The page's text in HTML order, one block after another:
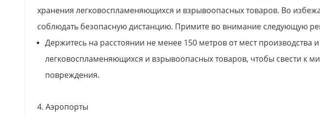
хранения легковоспламеняющихся и взрывоопасных товаров. Во
соблюдать безопасную дистанцию. Примите во внимание следующую
Держитесь на расстоянии не менее 150 метров от мест производства
легковоспламеняющихся и взрывоопасных товаров, чтобы свести к
повреждения.
4. Аэропорты